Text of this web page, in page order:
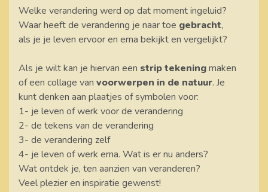
Welke verandering werd op dat moment ingeluid?
Waar heeft de verandering je naar toe gebracht,
als je je leven ervoor en erna bekijkt en vergelijkt?
Als je wilt kan je hiervan een strip tekeningmaken
of een collage van voorwerpen in de natuur. Je
kunt denken aan plaatjes of symbolen voor:
1- je leven of werk voor de verandering
2- de tekens van de verandering
3- de verandering zelf
4- je leven of werk erna. Wat is er nu anders?
Wat ontdek je, ten aanzien van veranderen?
Veel plezier en inspiratie gewenst!